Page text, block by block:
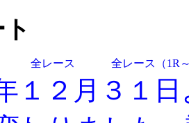
全レース 全レース（1R
１２月３１